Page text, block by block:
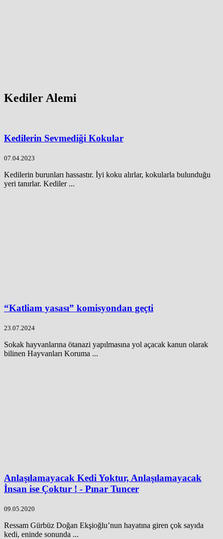
Kediler Alemi
Kedilerin Sevmediği Kokular
07.04.2023
Kedilerin burunları hassastır. İyi koku alırlar, kokularla bulunduğu
yeri tanırlar. Kediler ...
“Katliam yasası” komisyondan geçti
23.07.2024
Sokak hayvanlarına ötanazi yapılmasına yol açacak kanun olarak
bilinen Hayvanları Koruma ...
Anlaşılamayacak Kedi Yoktur, Anlaşılamayacak
İnsan ise Çoktur ! - Pınar Tuncer
09.05.2020
Ressam Gürbüz Doğan Ekşioğlu’nun hayatına giren çok sayıda
kedi, eninde sonunda ...